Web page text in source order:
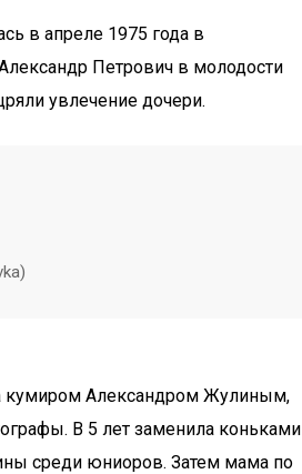
в апреле 1975 года в
Петрович в молодости
увлечение дочери.
кумиром Александром Жулиным,
В 5 лет заменила коньками
среди юниоров. Затем мама по